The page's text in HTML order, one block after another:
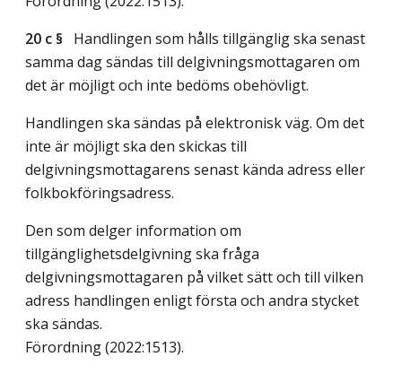
20 c § Handlingen som hålls tillgänglig ska senast
samma dag sändas till delgivningsmottagaren om
det är möjligt och inte bedöms obehövligt.
Handlingen ska sändas på elektronisk väg. Om det
inte är möjligt ska den skickas till
delgivningsmottagarens senast kända adress eller
folkbokföringsadress.
Den som delger information om
tillgänglighetsdelgivning ska fråga
delgivningsmottagaren på vilket sätt och till vilken
adress handlingen enligt första och andra stycket
ska sändas.
Förordning (2022:1513).